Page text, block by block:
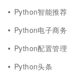
Python智能推荐
Python电子商务
Python配置管理
Python头条